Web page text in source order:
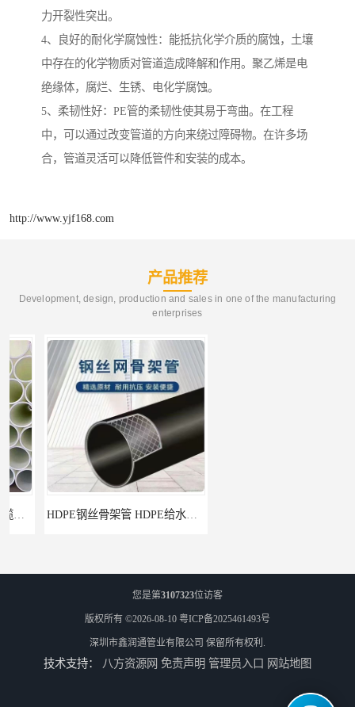
力开裂性突出。
4、良好的耐化学腐蚀性：能抵抗化学介质的腐蚀，土壤
中存在的化学物质对管道造成降解和作用。聚乙烯是电
绝缘体，腐烂、生锈、电化学腐蚀。
5、柔韧性好：PE管的柔韧性使其易于弯曲。在工程
中，可以通过改变管道的方向来绕过障碍物。在许多场
合，管道灵活可以降低管件和安装的成本。
http://www.yjf168.com
产品推荐
Development, design, production and sales in one of the manufacturing
enterprises
HDPE钢丝骨架管 HDPE给水管自来水管饮用水管
您是第3107323位访客
版权所有 ©2026-08-10 粤ICP备2025461493号
深圳市鑫润通管业有限公司 保留所有权利.
技术支持： 八方资源网 免责声明 管理员入口 网站地图